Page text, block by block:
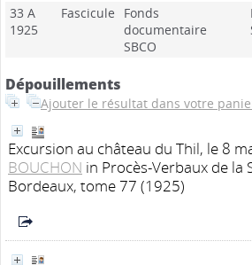
33 A
1925
Fascicule
Fonds
documentaire
SBCO
Dépouillements
Ajouter le résultat dans votre
Excursion au château du Thil, le 8
BOUCHON in Procès-Verbaux de la
Bordeaux, tome 77 (1925)